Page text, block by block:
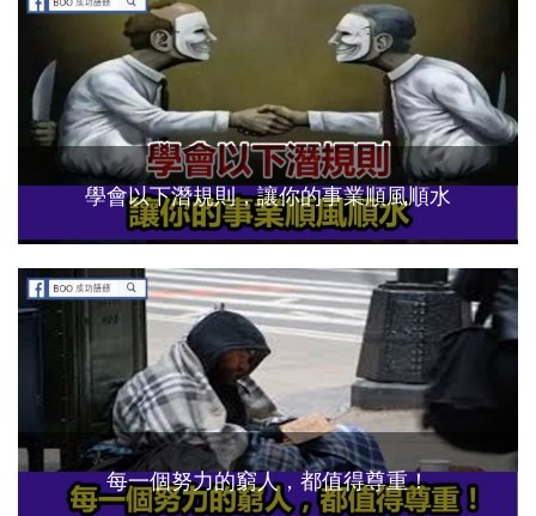
學會以下潛規則，讓你的事業順風順水
每一個努力的窮人，都值得尊重！